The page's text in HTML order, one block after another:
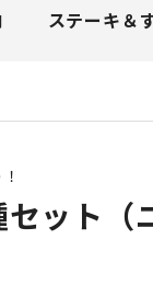
ステーキ＆
ット